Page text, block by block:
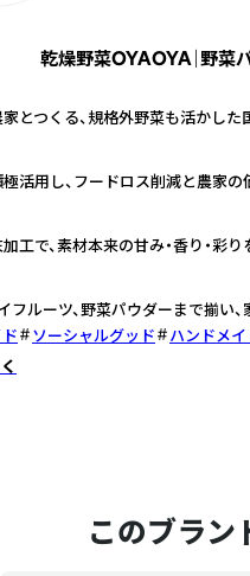
乾燥野菜OYAOYA｜野菜
とつくる、規格外野菜も活かし
活用し、フードロス削減と農家
工で、素材本来の甘み・香り・彩
フルーツ、野菜パウダーまで揃い、
ソーシャルグッド
ハンドメイ
このブラン